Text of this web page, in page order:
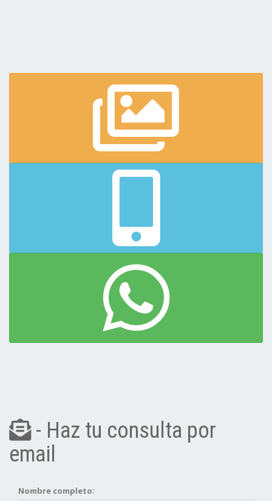
- Haz tu consulta por
email
Nombre completo: